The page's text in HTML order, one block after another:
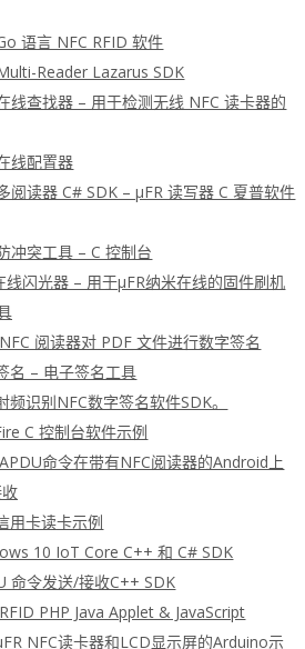
语言 NFC RFID 软件
Reader Lazarus SDK
线查找器 – 用于检测无线 NFC 读卡器的
线配置器
阅读器 C# SDK – μFR 读写器 C 夏普软件
冲突工具 – C 控制台
线闪光器 – 用于μFR纳米在线的固件刷机
阅读器对 PDF 文件进行数字签名
名 – 电子签名工具
频识别NFC数字签名软件SDK。
C 控制台软件示例
命令在带有NFC阅读器的Android上
用卡读卡示例
10 IoT Core C++ 和 C# SDK
命令发送/接收C++ SDK
PHP Java Applet & JavaScript
NFC读卡器和LCD显示屏的Arduino示